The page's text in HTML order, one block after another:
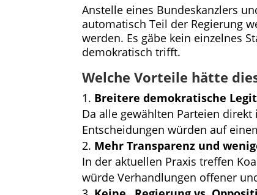
Anstelle eines Bundeskanzlers
automatisch Teil der Regierung
werden. Es gäbe kein einzelnes
demokratisch trifft.
Welche Vorteile hätte
Breitere demokratische
Da alle gewählten Parteien
Entscheidungen würden auf
Mehr Transparenz und
In der aktuellen Praxis treffen
würde Verhandlungen offener